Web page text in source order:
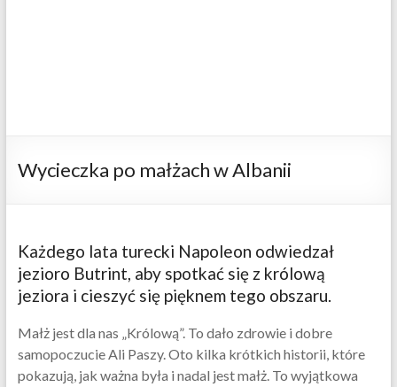
Wycieczka po małżach w Albanii
Każdego lata turecki Napoleon odwiedzał
jezioro Butrint, aby spotkać się z królową
jeziora i cieszyć się pięknem tego obszaru.
Małż jest dla nas „Królową”. To dało zdrowie i dobre
samopoczucie Ali Paszy. Oto kilka krótkich historii, które
pokazują, jak ważna była i nadal jest małż. To wyjątkowa